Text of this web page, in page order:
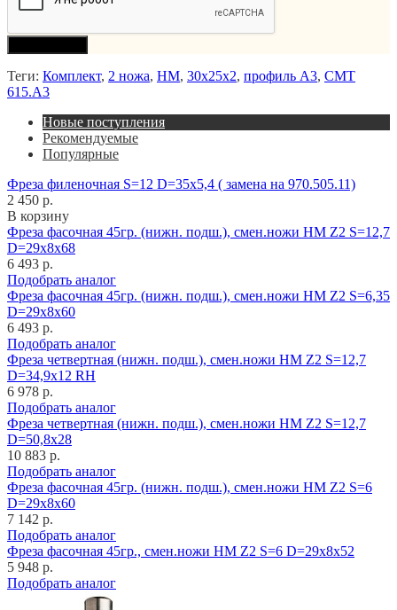
Теги: Комплект, 2 ножа, HM, 30x25x2, профиль A3, CMT
615.A3
Новые поступления
Рекомендуемые
Популярные
Фреза филеночная S=12 D=35x5,4 ( замена на 970.505.11)
2 450 р.
В корзину
Фреза фасочная 45гр. (нижн. подш.), смен.ножи HM Z2 S=12,7
D=29x8x68
6 493 р.
Подобрать аналог
Фреза фасочная 45гр. (нижн. подш.), смен.ножи HM Z2 S=6,35
D=29x8x60
6 493 р.
Подобрать аналог
Фреза четвертная (нижн. подш.), смен.ножи HM Z2 S=12,7
D=34,9x12 RH
6 978 р.
Подобрать аналог
Фреза четвертная (нижн. подш.), смен.ножи HM Z2 S=12,7
D=50,8x28
10 883 р.
Подобрать аналог
Фреза фасочная 45гр. (нижн. подш.), смен.ножи HM Z2 S=6
D=29x8x60
7 142 р.
Подобрать аналог
Фреза фасочная 45гр., смен.ножи HM Z2 S=6 D=29x8x52
5 948 р.
Подобрать аналог